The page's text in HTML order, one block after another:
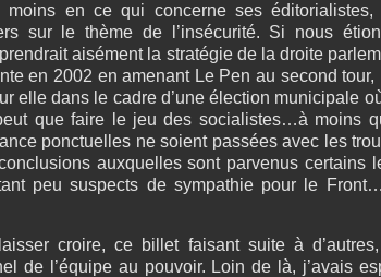
en ce qui concerne ses éditorialistes,
sur le thème de l’insécurité. Si nous
aisément la stratégie de la droite
en 2002 en amenant Le Pen au second
elle dans le cadre d’une élection municipale
que faire le jeu des socialistes…à moins
ponctuelles ne soient passées avec les
auxquelles sont parvenus certains
peu suspects de sympathie pour le
croire, ce billet faisant suite à
de l’équipe au pouvoir. Loin de là, j’avais